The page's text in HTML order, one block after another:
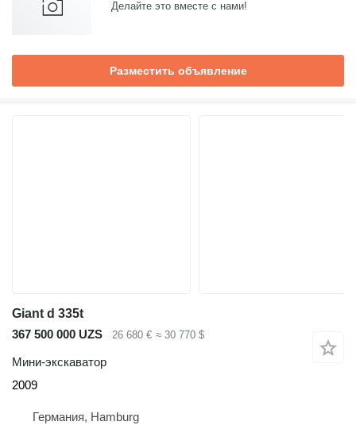
Делайте это вместе с нами!
Разместить объявление
Giant d 335t
367 500 000 UZS
26 680 € ≈ 30 770 $
Мини-экскаватор
2009
Германия, Hamburg